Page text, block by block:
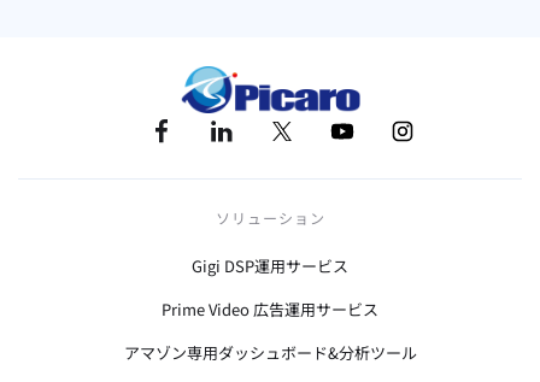
ソリューション
Gigi DSP運用サービス
Prime Video 広告運用サービス
アマゾン専用ダッシュボード&分析ツール